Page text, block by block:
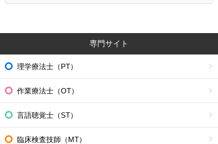
専門サイト
理学療法士（PT）
作業療法士（OT）
言語聴覚士（ST）
臨床検査技師（MT）